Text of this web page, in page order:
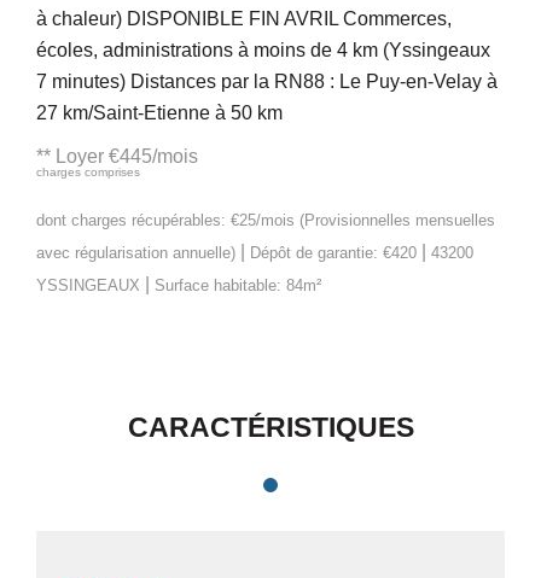
à chaleur) DISPONIBLE FIN AVRIL Commerces,
écoles, administrations à moins de 4 km (Yssingeaux
7 minutes) Distances par la RN88 : Le Puy-en-Velay à
27 km/Saint-Etienne à 50 km
** Loyer €445/mois
charges comprises
dont charges récupérables: €25/mois (Provisionnelles mensuelles
avec régularisation annuelle)
Dépôt de garantie: €420
43200
YSSINGEAUX
Surface habitable: 84m²
CARACTÉRISTIQUES